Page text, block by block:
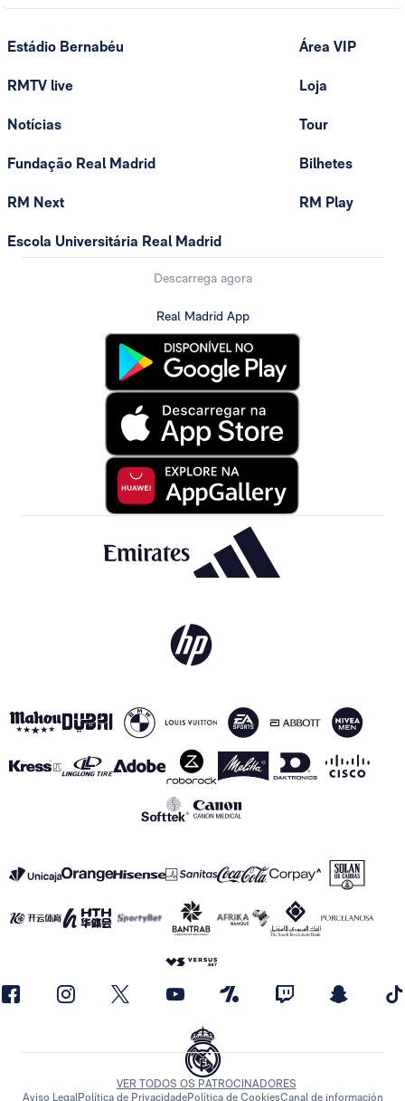
Estádio Bernabéu
RMTV live
Notícias
Fundação Real Madrid
RM Next
Escola Universitária Real Madrid
Área VIP
Loja
Tour
Bilhetes
RM Play
Descarrega agora
Real Madrid App
VER TODOS OS PATROCINADORES
Aviso LegalPolítica de PrivacidadePolítica de CookiesCanal de información